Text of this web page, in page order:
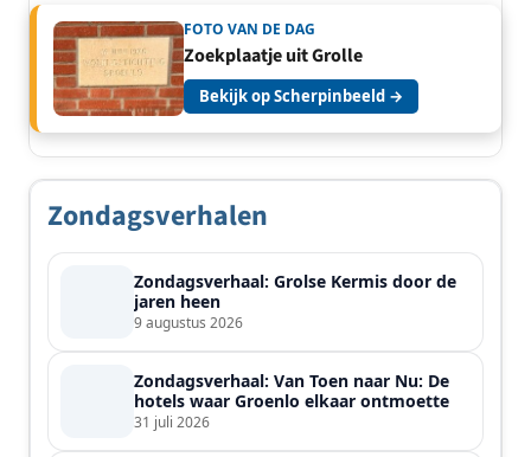
FOTO VAN DE DAG
Zoekplaatje uit Grolle
Bekijk op Scherpinbeeld →
Zondagsverhalen
Zondagsverhaal: Grolse Kermis door de
jaren heen
9 augustus 2026
Zondagsverhaal: Van Toen naar Nu: De
hotels waar Groenlo elkaar ontmoette
31 juli 2026